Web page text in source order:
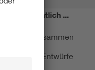
Monatlich ...
kurz zusammen
und Entwürfe